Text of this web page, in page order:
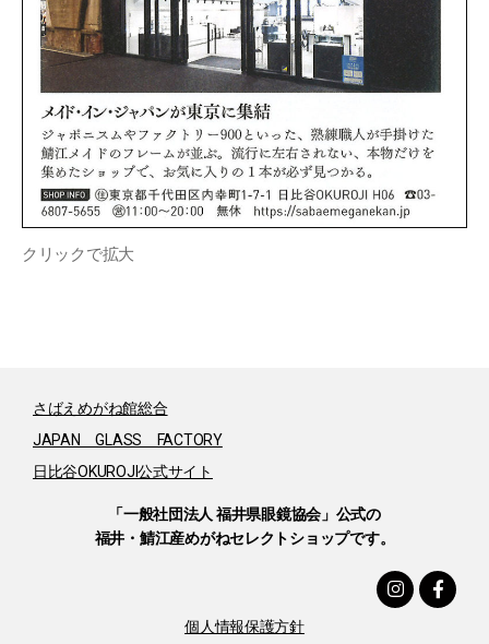
クリックで拡大
さばえめがね館総合
JAPAN GLASS FACTORY
日比谷OKUROJI公式サイト
「一般社団法人 福井県眼鏡協会」公式の
福井・鯖江産めがねセレクトショップです。
個人情報保護方針